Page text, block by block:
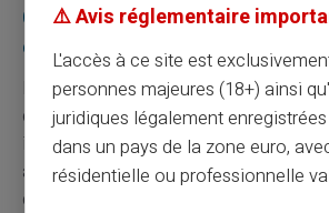
Comment mettre fin à un
encombrant ?
Finalement, que faire lorsque vous
du boulet qu'est devenu un
initier rapidement sarésiliation
actions prioritaires avant que la
davantage. Rassurez-vous, certains
⚠️ Avis réglementaire
L'accès à ce site est
personnes majeures (18+) ainsi
juridiques légalement
dans un pays de la zone euro,
résidentielle ou professionnelle